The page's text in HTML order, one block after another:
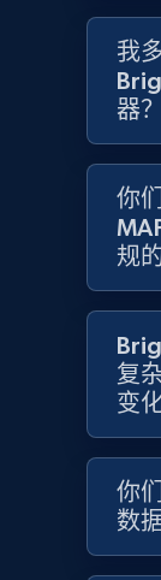
Sku,
and more.
2.1K+
Home
specified
URL,
Sku,
and more.
2.1K+
Home
specified
我
器？
你
规
复
变
你
数